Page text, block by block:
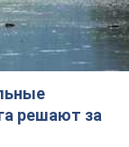
решают за